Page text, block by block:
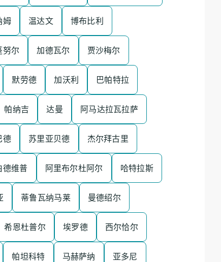
姆 温达文 博布比利
努尔 加德瓦尔 贾沙梅尔
默劳德 加沃利 巴帕特拉
帕纳吉 达曼 阿马达拉瓦拉萨
德 苏里亚贝德 杰尔拜古里
德维普 阿里布尔杜阿尔 哈特拉斯
蒂鲁瓦纳马莱 曼德绍尔
希恩杜普尔 埃罗德 西尔恰尔
帕坦科特 马赫萨纳 亚多尼